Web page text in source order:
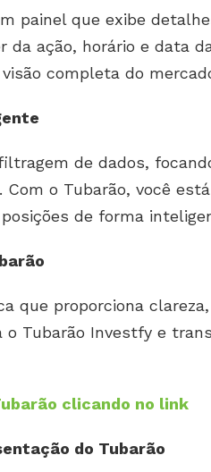
painel que exibe
da ação, horário e data
completa do
de dados,
o Tubarão, você
de forma
que proporciona
o Tubarão Investfy e
clicando no link
do Tubarão